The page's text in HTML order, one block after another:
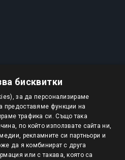
АБОНИРАНЕ
бисквитки
за да персонализираме
предоставяме функции на
трафика си. Също така
по който използвате сайта ни,
рекламните си партньори и
да я комбинират с друга
или с такава, която са